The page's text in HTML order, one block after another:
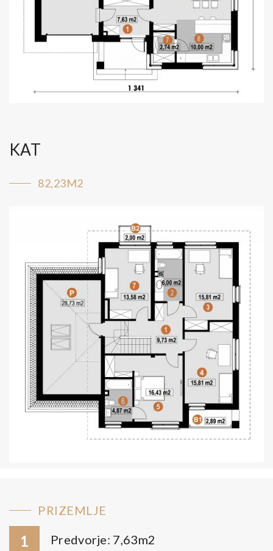
KAT
82,23M2
PRIZEMLJE
1 Predvorje: 7,63m2